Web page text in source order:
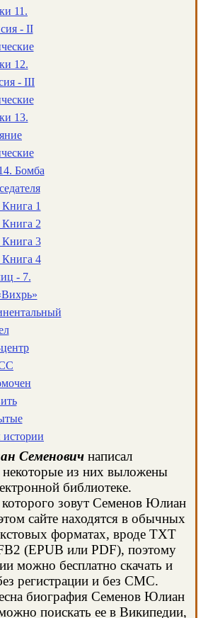
11.
- II
12.
- III
13.
Бомба
1
Книга 2
Книга 3
Книга 4
- 7.
Семенович написал
некоторые из них выложены
библиотеке.
зовут Семенов Юлиан
сайте находятся в обычных
форматах, вроде TXT
(EPUB или PDF), поэтому
можно бесплатно скачать и
регистрации и без СМС.
биография Семенов Юлиан
поискать ее в Википедии,